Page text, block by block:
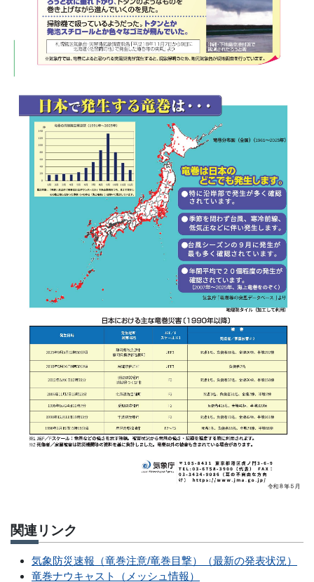
関連リンク
気象防災速報（竜巻注意/竜巻目撃）（最新の発表状況）
竜巻ナウキャスト（メッシュ情報）